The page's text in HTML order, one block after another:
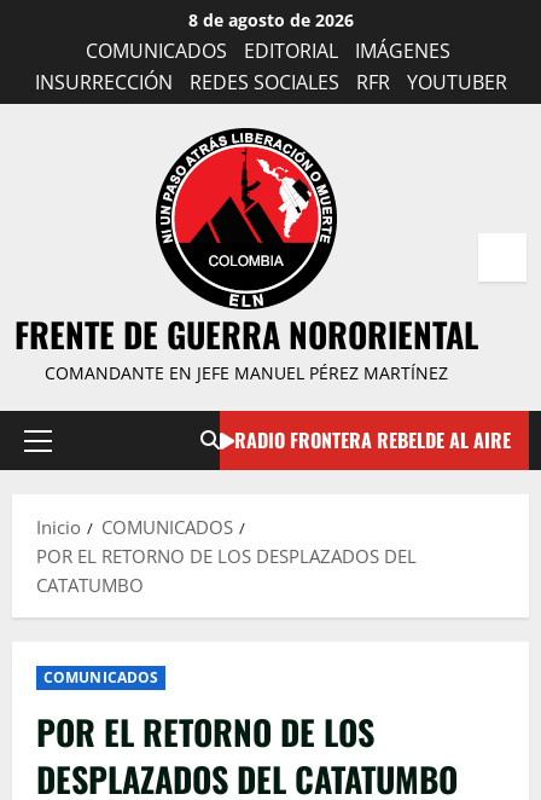
contenido
8 de agosto de 2026
COMUNICADOS EDITORIAL
IMÁGENES
INSURRECCIÓN
REDES SOCIALES RFR YOUTUBER
FRENTE DE GUERRA NORORIENTAL
COMANDANTE EN JEFE MANUEL PÉREZ MARTÍNEZ
Menú
RADIO FRONTERA REBELDE AL AIRE
Inicio
COMUNICADOS
POR EL RETORNO DE LOS DESPLAZADOS DEL
CATATUMBO
COMUNICADOS
POR EL RETORNO DE LOS
DESPLAZADOS DEL CATATUMBO